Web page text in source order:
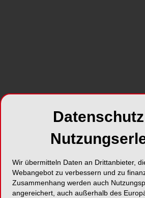
PROFIL*
CytoCare AG
76698 UBSTADT-WEIHER
Karte
Wir übermitteln Daten an Drittanbieter,
Webangebot zu verbessern und zu
Zusammenhang werden auch
angereichert, auch außerhalb des